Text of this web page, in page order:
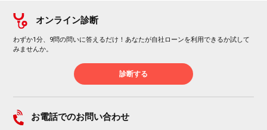
オンライン診断
わずか1分、9問の問いに答えるだけ！あなたが自社ローンを利用できるか試して
みませんか。
診断する
お電話でのお問い合わせ